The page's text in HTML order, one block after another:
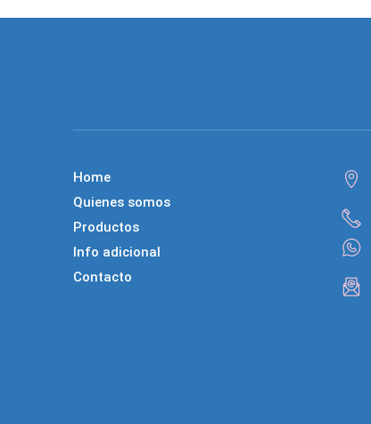
Home
Quienes somos
Productos
Info adicional
Contacto